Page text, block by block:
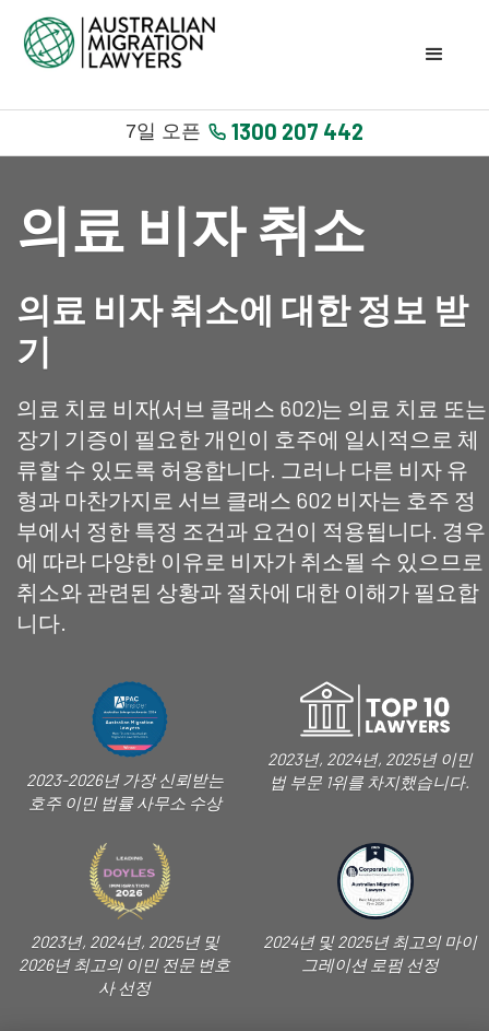
7일 오픈 1300 207 442
의료 비자 취소
의료 비자 취소에 대한 정보 받
기
의료 치료 비자(서브 클래스 602)는 의료 치료 또는
장기 기증이 필요한 개인이 호주에 일시적으로 체
류할 수 있도록 허용합니다. 그러나 다른 비자 유
형과 마찬가지로 서브 클래스 602 비자는 호주 정
부에서 정한 특정 조건과 요건이 적용됩니다. 경우
에 따라 다양한 이유로 비자가 취소될 수 있으므로
취소와 관련된 상황과 절차에 대한 이해가 필요합
니다.
2023-2026년 가장 신뢰받는
호주 이민 법률 사무소 수상
2023년, 2024년, 2025년 이민
법 부문 1위를 차지했습니다.
2023년, 2024년, 2025년 및
2026년 최고의 이민 전문 변호
사 선정
2024년 및 2025년 최고의 마이
그레이션 로펌 선정